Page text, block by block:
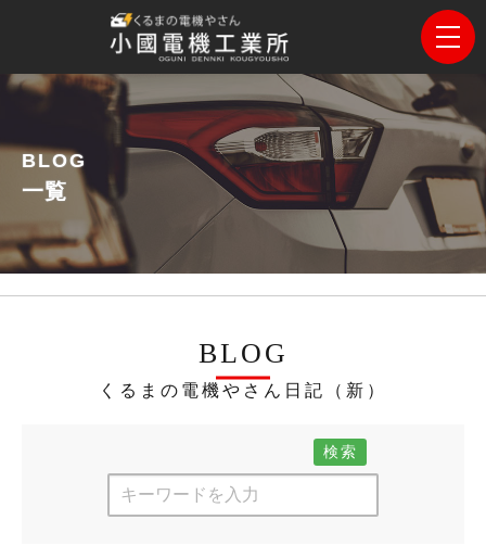
BLOG
一覧
BLOG
くるまの電機やさん日記（新）
検索